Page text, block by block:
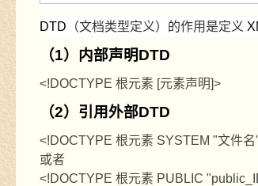
DTD （文档类型定义）的作用是定义
（1）内部声明DTD
<!DOCTYPE 根元素[元素声明]>
（2）引用外部DTD
<!DOCTYPE 根元素SYSTEM "文件名
或者
<!DOCTYPE 根元素PUBLIC